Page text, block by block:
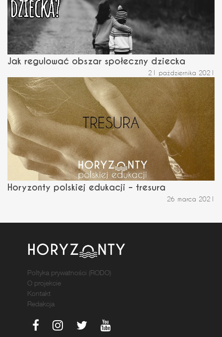
Jak regulować obszar społeczny dziecka
21 października 2021
Horyzonty polskiej edukacji – tresura
26 marca 2021
Poltyka prywatności (RODO)
O projekcie
Kontakt
Redakcja